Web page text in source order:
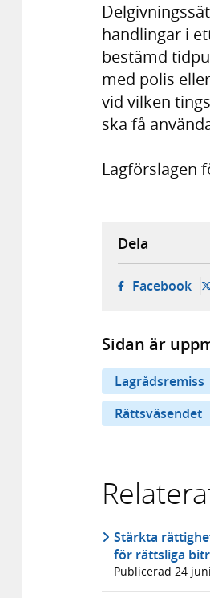
handlingar i
bestämd
med polis
vid vilken
ska få
Lagförslagen
Dela
Facebook-
Sidan är
Lagrådsremiss
Rättsväsendet
Stärkta
för rättsliga
Publicerad 24